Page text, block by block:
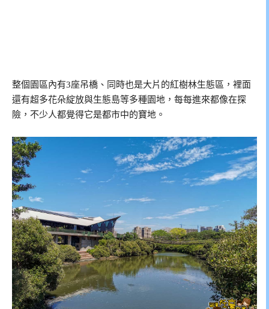
整個園區內有3座吊橋、同時也是大片的紅樹林生態區，裡面
還有超多花朵綻放與生態島等多種園地，每每進來都像在探
險，不少人都覺得它是都市中的寶地。